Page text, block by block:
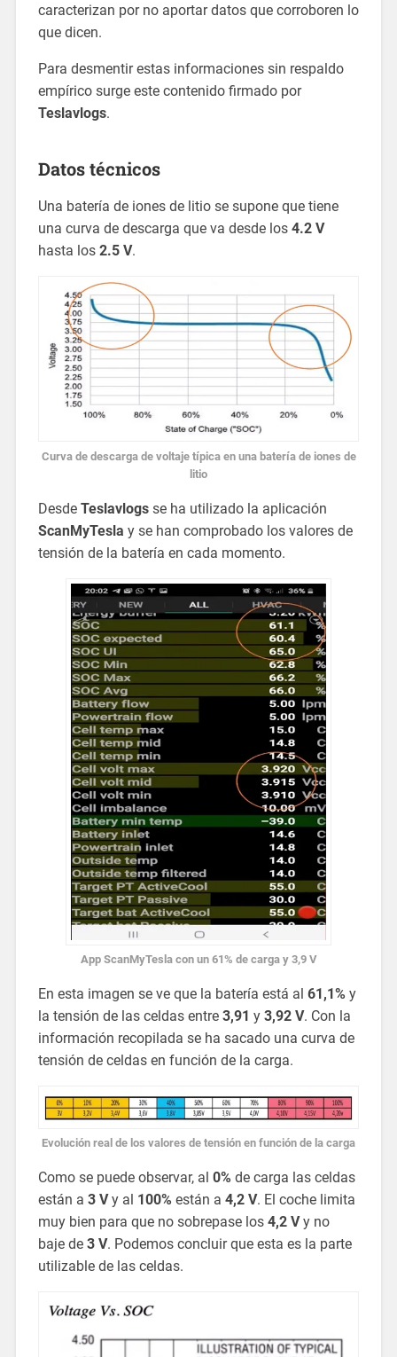
caracterizan por no aportar datos que corroboren lo
que dicen.
Para desmentir estas informaciones sin respaldo
empírico surge este contenido firmado por
Teslavlogs.
Datos técnicos
Una batería de iones de litio se supone que tiene
una curva de descarga que va desde los 4.2 V
hasta los 2.5 V.
Curva de descarga de voltaje típica en una batería de iones de
litio
Desde Teslavlogsse ha utilizado la aplicación
ScanMyTesla y se han comprobado los valores de
tensión de la batería en cada momento.
App ScanMyTesla con un 61% de carga y 3,9 V
En esta imagen se ve que la batería está al 61,1% y
la tensión de las celdas entre 3,91 y 3,92 V. Con la
información recopilada se ha sacado una curva de
tensión de celdas en función de la carga.
Evolución real de los valores de tensión en función de la carga
Como se puede observar, al 0% de carga las celdas
están a 3 Vy al 100% están a 4,2 V. El coche limita
muy bien para que no sobrepase los 4,2 Vy no
baje de 3 V. Podemos concluir que esta es la parte
utilizable de las celdas.